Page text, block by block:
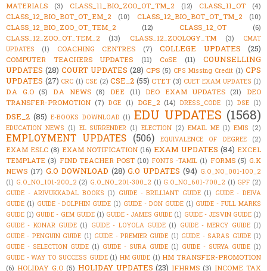
MATERIALS
(3) CLASS_11_BIO_ZOO_OT_TM_2 (12) CLASS_11_OT
(4)
CLASS_12_BIO_BOT_OT_EM_2
(10) CLASS_12_BIO_BOT_OT_TM_2
(10)
CLASS_12_BIO_ZOO_OT_TEM_2
(12) CLASS_12_OT
(6)
CLASS_12_ZOO_OT_TEM_2
(13) CLASS_12_ZOOLOGY_TM (3)
CMAT
UPDATES
(1) COACHING CENTRES (7) COLLEGE UPDATES (25)
COMPUTER TEACHERS UPDATES (11) CoSE (11)
COUNSELLING
UPDATES (28) COURT UPDATES (28) CPS (5) CPS Missing Credit (1) CPS
UPDATES (27) CRC (1) CSE (2) CSE_2 (55) CTET (3) CUET EXAM UPDATES (1)
D.A G.O (5) D.A NEWS (8) DEE (11) DEO EXAM UPDATES (21)
DEO
TRANSFER-PROMOTION (7) DGE (1) DGE_2 (14) DRESS_CODE (1) DSE (1)
DSE_2 (85) E-BOOKS DOWNLOAD (1) EDU UPDATES (1568)
EDUCATION NEWS (1) EL SURRENDER (1) ELECTION (2) EMAIL ME (1) EMIS (2)
EMPLOYMENT UPDATES (506) EQUIVALENCE OF DEGREE (2)
EXAM ESLC (8) EXAM NOTIFICATION (16) EXAM UPDATES (84) EXCEL
TEMPLATE (3) FIND TEACHER POST (10) FONTS -TAMIL (1) FORMS (5) G.K
NEWS (17) G.O DOWNLOAD (28) G.O UPDATES (94) G.O_NO_001-100_2
(1) G.O_NO_101-200_2 (2) G.O_NO_201-300_2 (1) G.O_NO_601-700_2 (1) GPF (2)
GUIDE - ARIVUKKADAL BOOKS (1) GUIDE - BRILLIANT GUIDE (1) GUIDE - DEIVA
GUIDE (1) GUIDE - DOLPHIN GUIDE (1) GUIDE - DON GUIDE (1) GUIDE - FULL MARKS
GUIDE (1) GUIDE - GEM GUIDE (1) GUIDE - JAMES GUIDE (1) GUIDE - JESVIN GUIDE (1)
GUIDE - KONAR GUIDE (1) GUIDE - LOYOLA GUIDE (1) GUIDE - MERCY GUIDE (1)
GUIDE - PENGUIN GUIDE (1) GUIDE - PREMIER GUIDE (1) GUIDE - SARAS GUIDE (1)
GUIDE - SELECTION GUIDE (1) GUIDE - SURA GUIDE (1) GUIDE - SURYA GUIDE (1)
GUIDE - WAY TO SUCCESS GUIDE (1) HM GUIDE (1) HM TRANSFER-PROMOTION
(6) HOLIDAY G.O (5) HOLIDAY UPDATES (23) IFHRMS (3) INCOME TAX